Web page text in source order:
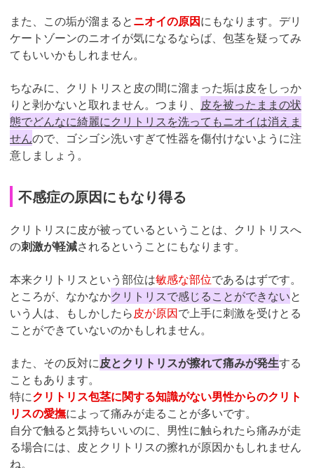
また、この垢が溜まるとニオイの原因にもなります。デリ
ケートゾーンのニオイが気になるならば、包茎を疑ってみ
てもいいかもしれません。
ちなみに、クリトリスと皮の間に溜まった垢は皮をしっか
りと剥かないと取れません。つまり、 皮を被ったままの状
態でどんなに綺麗にクリトリスを洗ってもニオイは消えま
せんので、ゴシゴシ洗いすぎて性器を傷付けないように注
意しましょう。
不感症の原因にもなり得る
クリトリスに皮が被っているということは、クリトリスへ
の刺激が軽減されるということにもなります。
本来クリトリスという部位は敏感な部位であるはずです。
ところが、なかなかクリトリスで感じることができないと
いう人は、もしかしたら皮が原因で上手に刺激を受けとる
ことができていないのかもしれません。
また、その反対に皮とクリトリスが擦れて痛みが発生する
こともあります。
特にクリトリス包茎に関する知識がない男性からのクリト
リスの愛撫によって痛みが走ることが多いです。
自分で触ると気持ちいいのに、男性に触られたら痛みが走
る場合には、皮とクリトリスの擦れが原因かもしれません
ね。